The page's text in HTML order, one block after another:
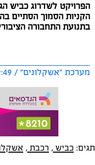
הפרויקט לשדרוג כביש
הקניות הסמוך הסתיים
בתנועת התחבורה
מערכת "אשקלונים" / 09:49 31.07.25
תגים: כביש , רכבת ,